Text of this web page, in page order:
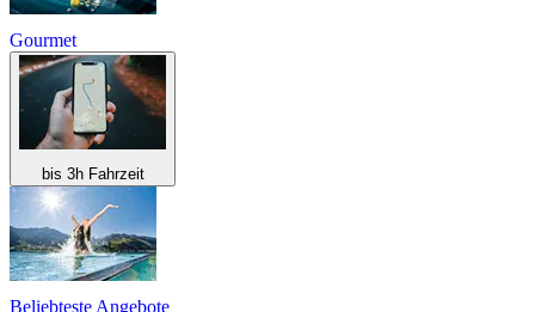
Gourmet
bis 3h Fahrzeit
Beliebteste Angebote